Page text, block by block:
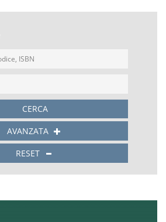
CERCA
AVANZATA
RESET